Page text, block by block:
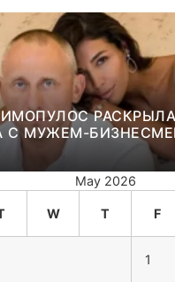
С МУЖЕМ-
May 2026
W T F
1